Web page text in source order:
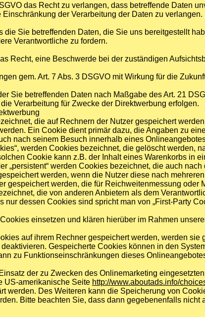
das Recht zu verlangen, dass betreffende Daten
der Verarbeitung der Daten zu verlangen.
die Sie betreffenden Daten, die Sie uns bereitgestellt
Verantwortliche zu fordern.
Recht, eine Beschwerde bei der zuständigen
gem. Art. 7 Abs. 3 DSGVO mit Wirkung für die
Sie betreffenden Daten nach Maßgabe des Art. 21
Verarbeitung für Zwecke der Direktwerbung erfolgen.
die auf Rechnern der Nutzer gespeichert
Ein Cookie dient primär dazu, die Angaben zu
nach seinem Besuch innerhalb eines
werden Cookies bezeichnet, die gelöscht werden,
Cookie kann z.B. der Inhalt eines Warenkorbs in
„persistent“ werden Cookies bezeichnet, die auch
werden, wenn die Nutzer diese nach
gespeichert werden, die für Reichweitenmessung oder
die von anderen Anbietern als dem
dessen Cookies sind spricht man von „First-Party
einsetzen und klären hierüber im Rahmen
auf ihrem Rechner gespeichert werden, werden sie
Gespeicherte Cookies können in den
zu Funktionseinschränkungen dieses
der zu Zwecken des Onlinemarketing
US-amerikanische Seite http://www.aboutads.info/
werden. Des Weiteren kann die Speicherung von
Bitte beachten Sie, dass dann gegebenenfalls